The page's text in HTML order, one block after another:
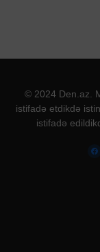
© 2024 Den.az.
istifadə etdikdə
istifadə